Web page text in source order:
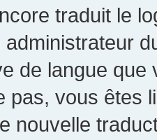
traduit le
de langue
pas, vous êtes
nouvelle